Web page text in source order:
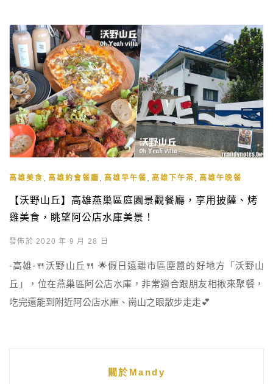
高雄美食 , 高雄約會餐廳 , 高雄早午餐 , 高雄下午茶 , 高雄午晚餐
【沃野山丘】高雄燕巢區庭園景觀餐廳，享用披薩、烤
雞美食，眺望阿公店水庫美景！
發佈於 2020 年 9 月 28 日
-高雄-🍴沃野山丘🍴 🌟假日遠離市區塵囂的好地方「沃野山
丘」，位在燕巢區阿公店水庫，非常適合跟朋友相揪來聚餐，
吃完還能到附近阿公店水庫、崗山之眼散步走走💕
關於Mandy